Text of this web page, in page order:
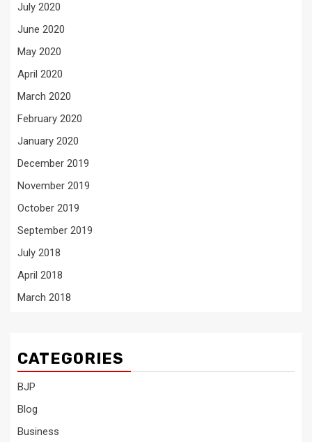
July 2020
June 2020
May 2020
April 2020
March 2020
February 2020
January 2020
December 2019
November 2019
October 2019
September 2019
July 2018
April 2018
March 2018
CATEGORIES
BJP
Blog
Business